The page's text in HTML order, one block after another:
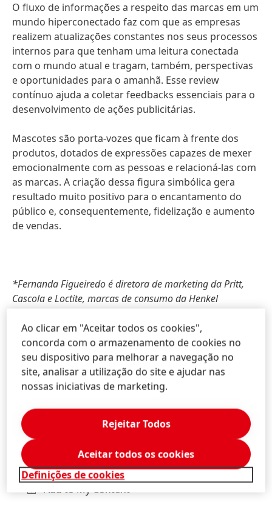
O fluxo de informações a respeito das marcas em um
mundo hiperconectado faz com que as empresas
realizem atualizações constantes nos seus processos
internos para que tenham uma leitura conectada
com o mundo atual e tragam, também, perspectivas
e oportunidades para o amanhã. Esse review
contínuo ajuda a coletar feedbacks essenciais para o
desenvolvimento de ações publicitárias.
Mascotes são porta-vozes que ficam à frente dos
produtos, dotados de expressões capazes de mexer
emocionalmente com as pessoas e relacioná-las com
as marcas. A criação dessa figura simbólica gera
resultado muito positivo para o encantamento do
público e, consequentemente, fidelização e aumento
de vendas.
*Fernanda Figueiredo é diretora de marketing da Pritt,
Cascola e Loctite, marcas de consumo da Henkel
PriscillaLima
(11) 4871-7189 | 99779-2779
Download Business Card
Add to My Content
Ao clicar em "Aceitar todos os cookies",
concorda com o armazenamento de cookies no
seu dispositivo para melhorar a navegação no
site, analisar a utilização do site e ajudar nas
nossas iniciativas de marketing.
Definições de cookies
Rejeitar Todos
Aceitar todos os cookies